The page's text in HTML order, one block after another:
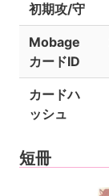
初期攻/守
Mobage
カードID
カードハ
ッシュ
短冊